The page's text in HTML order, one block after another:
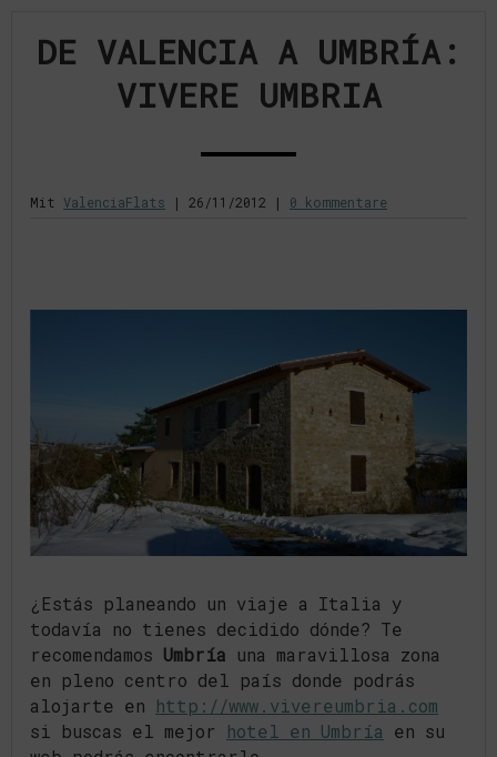
DE VALENCIA A UMBRÍA:
VIVERE UMBRIA
Mit ValenciaFlats | 26/11/2012 | 0 kommentare
¿Estás planeando un viaje a Italia y
todavía no tienes decidido dónde? Te
recomendamos Umbría una maravillosa zona
en pleno centro del país donde podrás
alojarte en http://www.vivereumbria.com
si buscas el mejor hotel en Umbría en su